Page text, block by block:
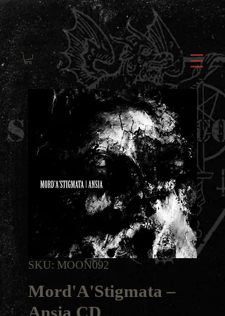
SKU: MOON092
Mord'A'Stigmata ‎–
Ansia CD